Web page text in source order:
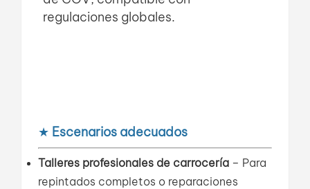
regulaciones globales.
★ Escenarios adecuados
Talleres profesionales de carrocería – Para
repintados completos o reparaciones